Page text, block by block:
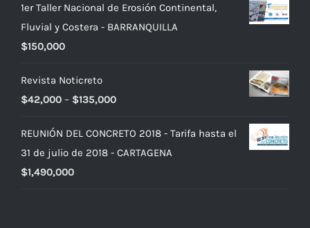
1er Taller Nacional de Erosión Continental,
Fluvial y Costera - BARRANQUILLA
$150,000
Revista Noticreto
$42,000 – $135,000
REUNIÓN DEL CONCRETO 2018 - Tarifa hasta el
31 de julio de 2018 - CARTAGENA
$1,490,000